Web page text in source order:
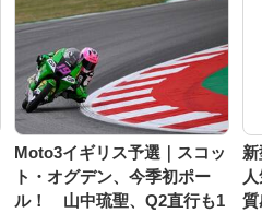
Moto3イギリス予選｜スコッ
ト・オグデン、今季初ポー
ル！ 山中琉聖、Q2直行も1
質